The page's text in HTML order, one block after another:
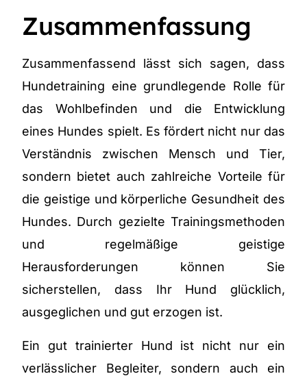
Zusammenfassung
Zusammenfassend lässt sich sagen, dass
Hundetraining eine grundlegende Rolle für
das Wohlbefinden und die Entwicklung
eines Hundes spielt. Es fördert nicht nur das
Verständnis zwischen Mensch und Tier,
sondern bietet auch zahlreiche Vorteile für
die geistige und körperliche Gesundheit des
Hundes. Durch gezielte Trainingsmethoden
und regelmäßige geistige
Herausforderungen können Sie
sicherstellen, dass Ihr Hund glücklich,
ausgeglichen und gut erzogen ist.
Ein gut trainierter Hund ist nicht nur ein
verlässlicher Begleiter, sondern auch ein